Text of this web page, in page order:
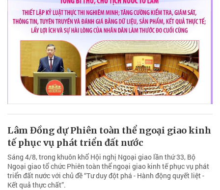
Lâm Đồng dự Phiên toàn thể ngoại giao kinh
tế phục vụ phát triển đất nước
Sáng 4/8, trong khuôn khổ Hội nghị Ngoại giao lần thứ 33, Bộ
Ngoại giao tổ chức Phiên toàn thể ngoại giao kinh tế phục vụ phát
triển đất nước với chủ đề “Tư duy đột phá - Hành động quyết liệt -
Kết quả thực chất”.